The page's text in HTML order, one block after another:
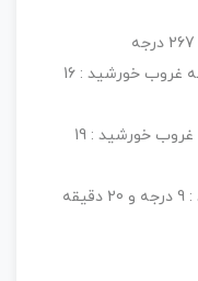
– اختلاف سمت ماه و خورشيد در لحظه غروب خورشيد : 16
– زاويۀ جدايی ماه و خورشيد در لحظه غروب خورشيد : 19
– ارتفاع هلال در لحظه غروب خورشيد : 9 درجه و 20 دقيقه